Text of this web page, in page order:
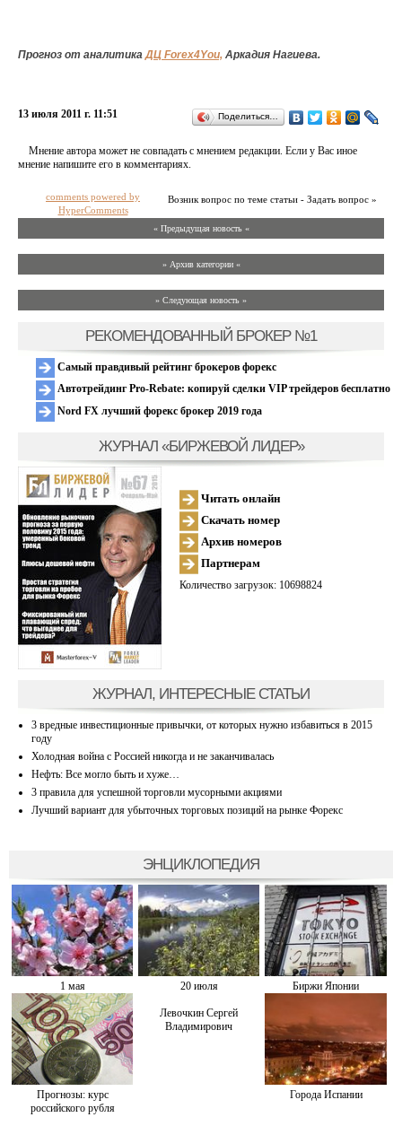
Прогноз от аналитикаДЦ Forex4You, Аркадия Нагиева.
13 июля 2011 г. 11:51 Поделиться…
Мнение автора может не совпадать с мнением редакции. Если у Вас иное
мнение напишите его в комментариях.
Возник вопрос по теме статьи - Задать вопрос »
comments powered by
HyperComments
« Предыдущая новость «
» Архив категории «
» Следующая новость »
РЕКОМЕНДОВАННЫЙ БРОКЕР №1
Самый правдивый рейтинг брокеров форекс
Автотрейдинг Pro-Rebate: копируй сделки VIP трейдеров бесплатно
Nord FX лучший форекс брокер 2019 года
ЖУРНАЛ «БИРЖЕВОЙ ЛИДЕР»
Читать онлайн
Скачать номер
Архив номеров
Партнерам
Количество загрузок: 10698824
ЖУРНАЛ, ИНТЕРЕСНЫЕ СТАТЬИ
3 вредные инвестиционные привычки, от которых нужно избавиться в 2015
году
Холодная война с Россией никогда и не заканчивалась
Нефть: Все могло быть и хуже…
3 правила для успешной торговли мусорными акциями
Лучший вариант для убыточных торговых позиций на рынке Форекс
ЭНЦИКЛОПЕДИЯ
1 мая 20 июля Биржи Японии
Прогнозы: курс
российского рубля
Левочкин Сергей
Владимирович
Города Испании